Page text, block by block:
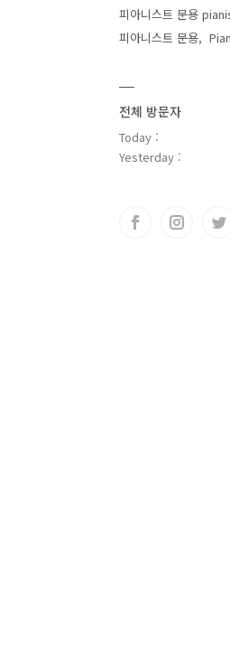
피아니스트 문용
피아니스트 문용
전체 방문자
Today :
Yesterday :